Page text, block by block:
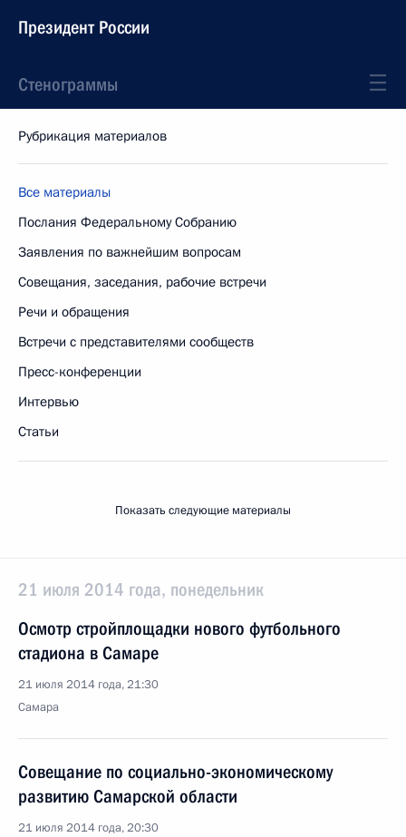
Президент России
Стенограммы
Рубрикация материалов
Все материалы
Послания Федеральному Собранию
Заявления по важнейшим вопросам
Совещания, заседания, рабочие встречи
Речи и обращения
Встречи с представителями сообществ
Пресс-конференции
Интервью
Статьи
Показать следующие материалы
21 июля 2014 года, понедельник
Осмотр стройплощадки нового футбольного
стадиона в Самаре
21 июля 2014 года, 21:30
Самара
Совещание по социально-экономическому
развитию Самарской области
21 июля 2014 года, 20:30